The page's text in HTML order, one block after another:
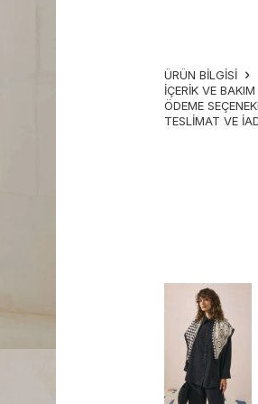
ÜRÜN BİLGİSİ
İÇERIK VE BAKIM
ÖDEME
TESLIMAT VE